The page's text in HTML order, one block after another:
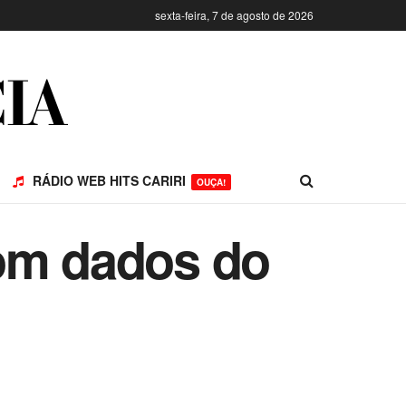
sexta-feira, 7 de agosto de 2026
RÁDIO WEB HITS CARIRI OUÇA!
dados do